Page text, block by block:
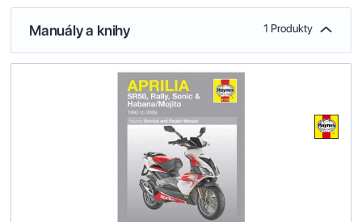
Manuály a knihy 1 Produkty